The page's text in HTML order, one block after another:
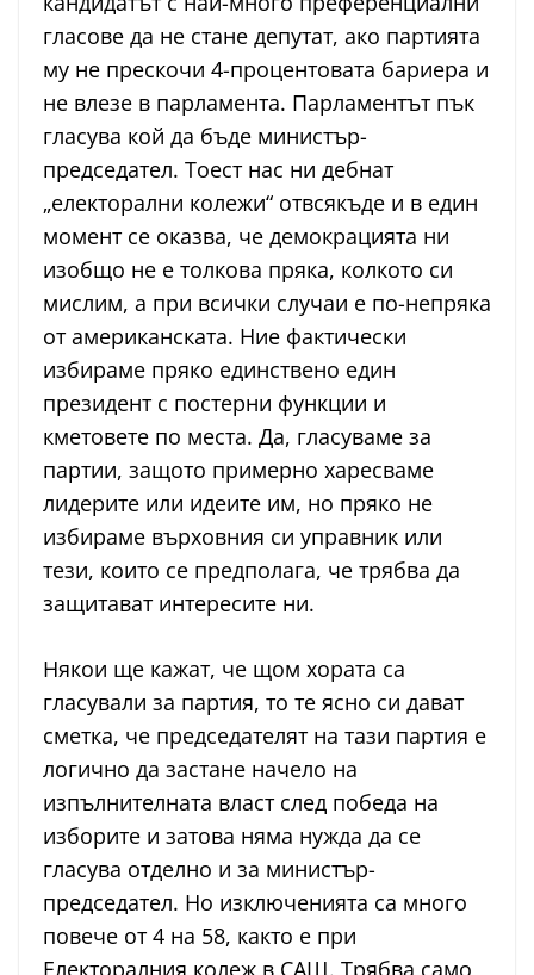
гласове да не стане депутат, ако партията
му не прескочи 4-процентовата бариера и
не влезе в парламента. Парламентът пък
гласува кой да бъде министър-
председател. Тоест нас ни дебнат
„електорални колежи“ отвсякъде и в един
момент се оказва, че демокрацията ни
изобщо не е толкова пряка, колкото си
мислим, а при всички случаи е по-непряка
от американската. Ние фактически
избираме пряко единствено един
президент с постерни функции и
кметовете по места. Да, гласуваме за
партии, защото примерно харесваме
лидерите или идеите им, но пряко не
избираме върховния си управник или
тези, които се предполага, че трябва да
защитават интересите ни.
Някои ще кажат, че щом хората са
гласували за партия, то те ясно си дават
сметка, че председателят на тази партия е
логично да застане начело на
изпълнителната власт след победа на
изборите и затова няма нужда да се
гласува отделно и за министър-
председател. Но изключенията са много
повече от 4 на 58, както е при